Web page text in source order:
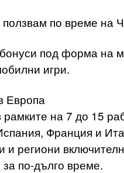
по време на
под форма на
игри.
Европа
на 7 до 15
Франция и
и региони
по-дълго време.